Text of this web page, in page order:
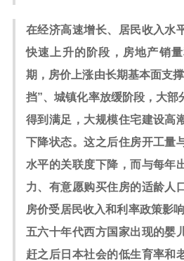
在经济高速增长、居民收入水
快速上升的阶段，房地产销
期，房价上涨由长期基本面支
挡”、城镇化率放缓阶段，大部
得到满足，大规模住宅建设高
下降状态。这之后住房开工量
水平的关联度下降，而与每年
力、有意愿购买住房的适龄人
房价受居民收入和利率政策影
五六十年代西方国家出现的婴
赶之后日本社会的低生育率和